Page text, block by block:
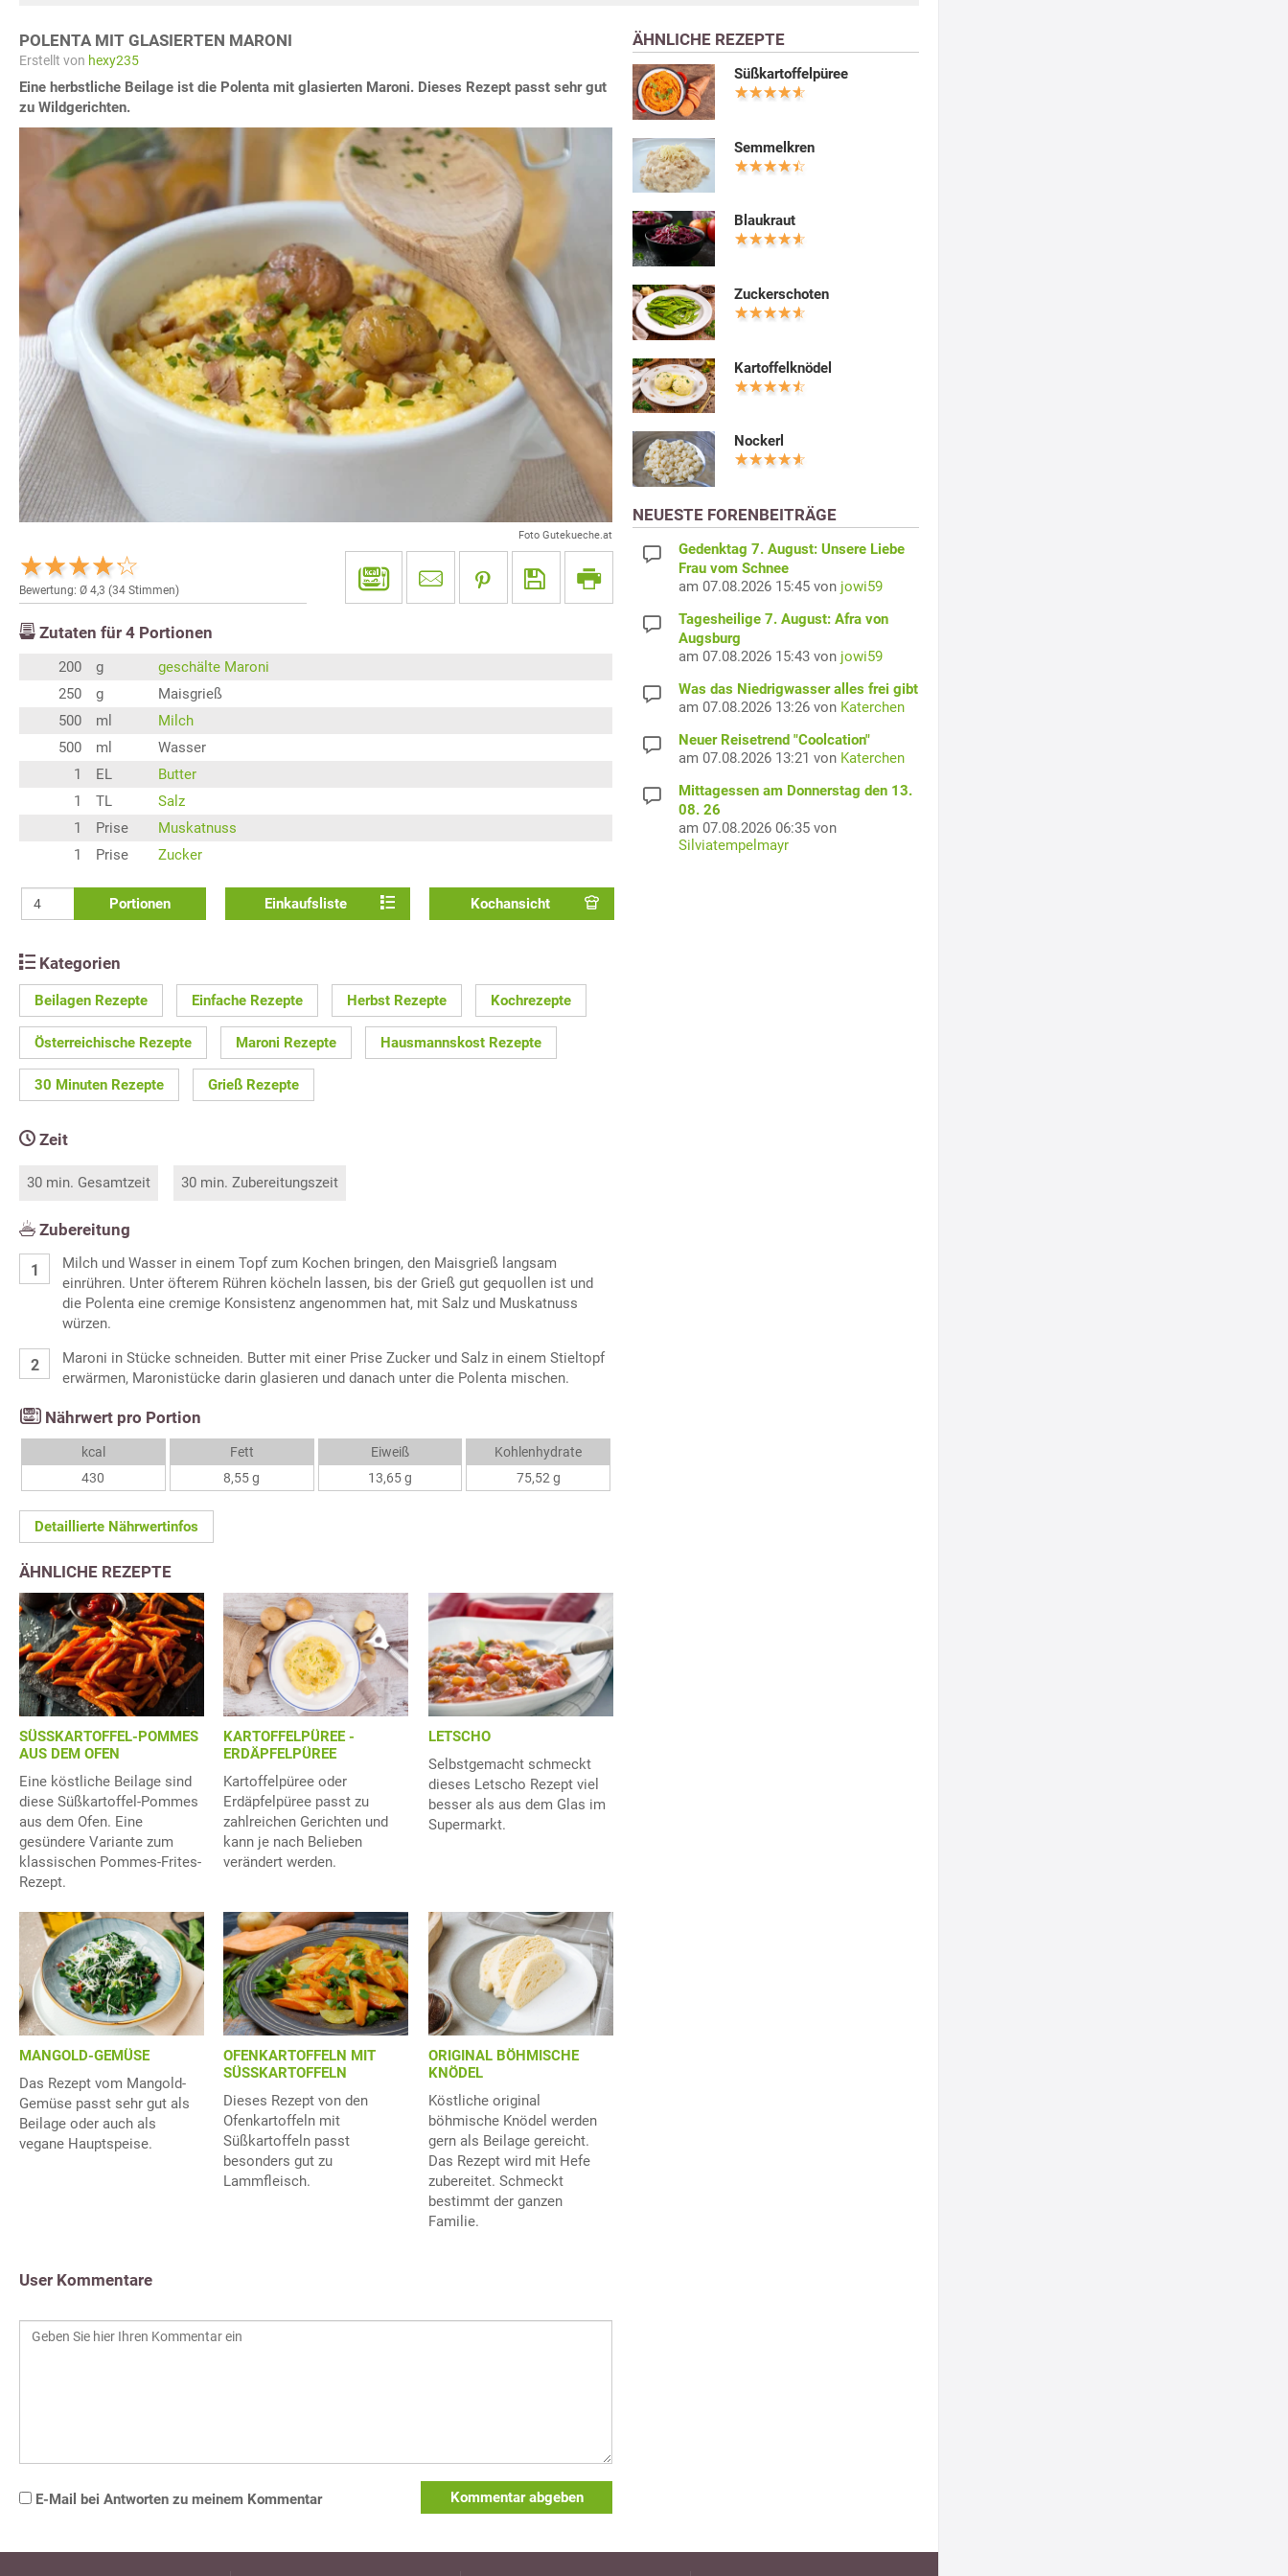
POLENTA MIT GLASIERTEN MARONI
Erstellt von hexy235
Eine herbstliche Beilage ist die Polenta mit glasierten Maroni. Dieses Rezept passt sehr gut
zu Wildgerichten.
Foto Gutekueche.at
Bewertung: Ø 4,3 (34 Stimmen)
Zutaten für 4 Portionen
200 g
geschälte Maroni
250
g
Maisgrieß
500
ml
Milch
500
ml
Wasser
1
EL
Butter
1
TL
Salz
1
Prise
Muskatnuss
1
Prise Zucker
Portionen Einkaufsliste Kochansicht
Kategorien
Beilagen Rezepte Einfache Rezepte Herbst Rezepte Kochrezepte
Österreichische Rezepte Maroni Rezepte Hausmannskost Rezepte
30 Minuten Rezepte Grieß Rezepte
Zeit
30 min. Gesamtzeit 30 min. Zubereitungszeit
Zubereitung
Milch und Wasser in einem Topf zum Kochen bringen, den Maisgrieß langsam
einrühren. Unter öfterem Rühren köcheln lassen, bis der Grieß gut gequollen ist und
die Polenta eine cremige Konsistenz angenommen hat, mit Salz und Muskatnuss
würzen.
Maroni in Stücke schneiden. Butter mit einer Prise Zucker und Salz in einem Stieltopf
erwärmen, Maronistücke darin glasieren und danach unter die Polenta mischen.
Nährwert pro Portion
kcal
430
Fett
8,55 g
Eiweiß
13,65 g
Kohlenhydrate
75,52 g
Detaillierte Nährwertinfos
ÄHNLICHE REZEPTE
SÜSSKARTOFFEL-POMMES
AUS DEM OFEN
Eine köstliche Beilage sind
diese Süßkartoffel-Pommes
aus dem Ofen. Eine
gesündere Variante zum
klassischen Pommes-Frites-
Rezept.
KARTOFFELPÜREE -
ERDÄPFELPÜREE
Kartoffelpüree oder
Erdäpfelpüree passt zu
zahlreichen Gerichten und
kann je nach Belieben
verändert werden.
LETSCHO
Selbstgemacht schmeckt
dieses Letscho Rezept viel
besser als aus dem Glas im
Supermarkt.
MANGOLD-GEMÜSE
Das Rezept vom Mangold-
Gemüse passt sehr gut als
Beilage oder auch als
vegane Hauptspeise.
OFENKARTOFFELN MIT
SÜSSKARTOFFELN
Dieses Rezept von den
Ofenkartoffeln mit
Süßkartoffeln passt
besonders gut zu
Lammfleisch.
ORIGINAL BÖHMISCHE
KNÖDEL
Köstliche original
böhmische Knödel werden
gern als Beilage gereicht.
Das Rezept wird mit Hefe
zubereitet. Schmeckt
bestimmt der ganzen
Familie.
User Kommentare
E-Mail bei Antworten zu meinem Kommentar Kommentar abgeben
ÄHNLICHE REZEPTE
Süßkartoffelpüree
Semmelkren
Blaukraut
Zuckerschoten
Kartoffelknödel
Nockerl
NEUESTE FORENBEITRÄGE
Gedenktag 7. August: Unsere Liebe
Frau vom Schnee
am 07.08.2026 15:45 von jowi59
Tagesheilige 7. August: Afra von
Augsburg
am 07.08.2026 15:43 von jowi59
Was das Niedrigwasser alles frei gibt
am 07.08.2026 13:26 von Katerchen
Neuer Reisetrend "Coolcation"
am 07.08.2026 13:21 von Katerchen
Mittagessen am Donnerstag den 13.
08. 26
am 07.08.2026 06:35 von
Silviatempelmayr